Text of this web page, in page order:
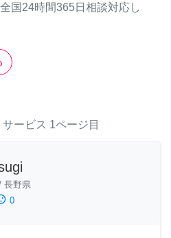
国24時間365日相談対応し
サービス 1ページ目
長野県
0